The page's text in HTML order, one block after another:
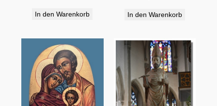
In den Warenkorb In den Warenkorb